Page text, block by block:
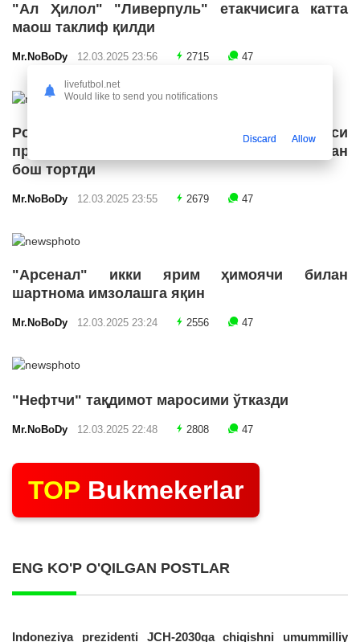
"Ал Ҳилол" "Ливерпуль" етакчисига катта
маош таклиф қилди
Mr.NoBoDy 12.03.2025 23:56 2715 47
Роналду Бразилия футбол конфедерацияси
президенти лавозимига номзодини қўйишдан
бош тортди
Mr.NoBoDy 12.03.2025 23:55 2679 47
"Арсенал" икки ярим ҳимоячи билан
шартнома имзолашга яқин
Mr.NoBoDy 12.03.2025 23:24 2556 47
"Нефтчи" тақдимот маросими ўтказди
Mr.NoBoDy 12.03.2025 22:48 2808 47
TOP Bukmekerlar
ENG KO'P O'QILGAN POSTLAR
Indoneziya prezidenti JCH-2030ga chiqishni umummilliy
livefutbol.net
Would like to send you notifications
Discard Allow